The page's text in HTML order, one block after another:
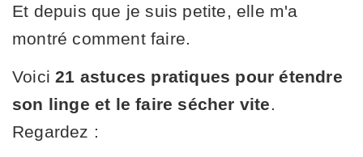
Et depuis que je suis petite, elle m'a
montré comment faire.
Voici 21 astuces pratiques pour étendre
son linge et le faire sécher vite
Regardez :